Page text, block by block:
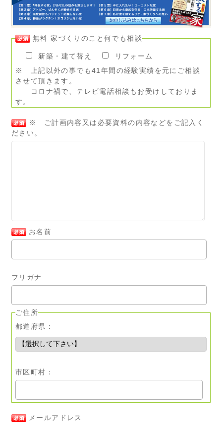
無料 家づくりのこと何でも相談
新築・建て替え
リフォーム
※ 上記以外の事でも41年間の経験実績を元にご相談
させて頂きます。
コロナ禍で、テレビ電話相談もお受けしておりま
す。
※ ご計画内容又は必要資料の内容などをご記入く
ださい。
お名前
フリガナ
ご住所
都道府県：
市区町村：
メールアドレス